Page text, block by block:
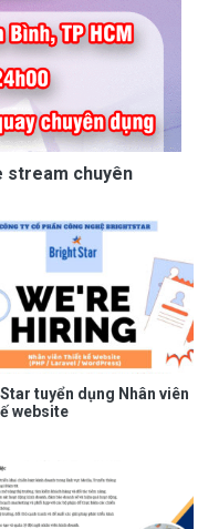
stream chuyên
tuyển dụng Nhân viên
website